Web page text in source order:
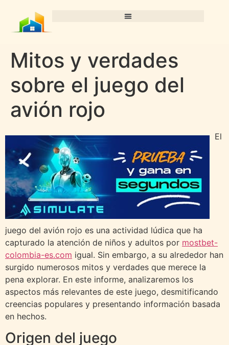
Mitos y verdades
sobre el juego del
avión rojo
El
juego del avión rojo es una actividad lúdica que ha
capturado la atención de niños y adultos por mostbet-
colombia-es.com igual. Sin embargo, a su alrededor han
surgido numerosos mitos y verdades que merece la
pena explorar. En este informe, analizaremos los
aspectos más relevantes de este juego, desmitificando
creencias populares y presentando información basada
en hechos.
Origen del juego